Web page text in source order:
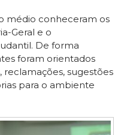
médio conheceram os
Geral e o
De forma
foram orientados
sugestões
para o ambiente